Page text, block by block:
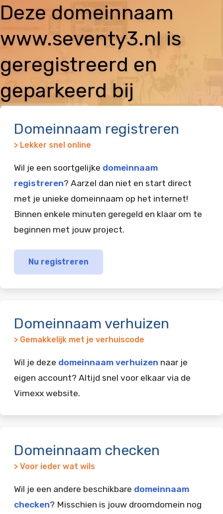
Deze domeinnaam
www.seventy3.nl is
geregistreerd en
geparkeerd bij
Domeinnaam registreren
> Lekker snel online
Wil je een soortgelijke domeinnaam
registreren? Aarzel dan niet en start direct
met je unieke domeinnaam op het internet!
Binnen enkele minuten geregeld en klaar om te
beginnen met jouw project.
Nu registreren
Domeinnaam verhuizen
> Gemakkelijk met je verhuiscode
Wil je deze domeinnaam verhuizen naar je
eigen account? Altijd snel voor elkaar via de
Vimexx website.
Domeinnaam checken
> Voor ieder wat wils
Wil je een andere beschikbare domeinnaam
checken? Misschien is jouw droomdomein nog